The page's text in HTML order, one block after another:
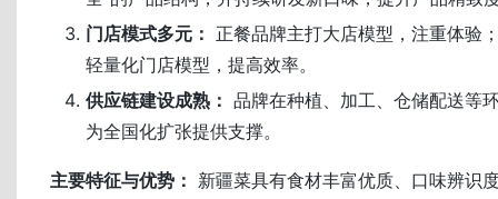
门店模式多元： 正餐品牌主打大店模型，注重体验
轻量化门店模型，提高效率。
供应链建设成熟： 品牌在种植、加工、仓储配送等
为全国化扩张提供支撑。
主要特征与优势： 新疆菜具有食材丰富优质、口味辨识